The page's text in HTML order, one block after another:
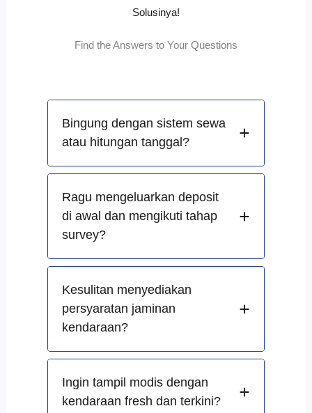
Solusinya!
Find the Answers to Your Questions
Bingung dengan sistem sewa
atau hitungan tanggal?
Ragu mengeluarkan deposit
di awal dan mengikuti tahap
survey?
Kesulitan menyediakan
persyaratan jaminan
kendaraan?
Ingin tampil modis dengan
kendaraan fresh dan terkini?